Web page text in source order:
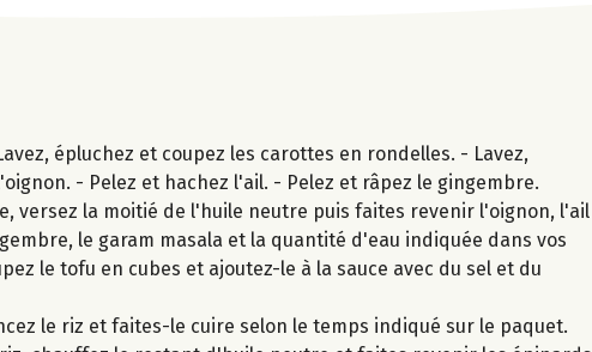
épluchez et coupez les carottes en rondelles. - Lavez,
- Pelez et hachez l'ail. - Pelez et râpez le gingembre.
versez la moitié de l'huile neutre puis faites revenir l'oignon, l'ail
le garam masala et la quantité d'eau indiquée dans vos
le tofu en cubes et ajoutez-le à la sauce avec du sel et du
le riz et faites-le cuire selon le temps indiqué sur le paquet.